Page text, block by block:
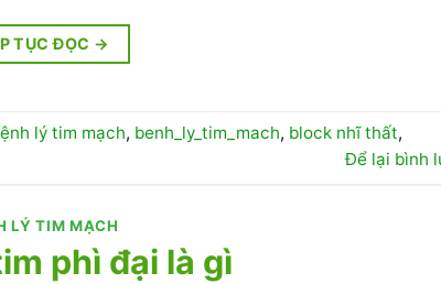
TỤC ĐỌC →
lý tim mạch, benh_ly_tim_mach, block nhĩ thất,
Để lại bình
LÝ TIM MẠCH
phì đại là gì